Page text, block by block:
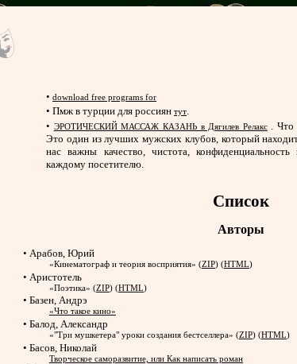
• download free programs for
• Пмж в турции для россиян тут.
• ЭРОТИЧЕСКИЙ МАССАЖ КАЗАНЬ в Дягилев Релакс. Что
Это один из лучших мужских клубов, который
нас важны качество, чистота,
каждому посетителю.
Список
Авторы
• Арабов, Юрий
«Кинематограф и теория восприятия» (ZIP) (HTML)
• Аристотель
«Поэтика» (ZIP) (HTML)
• Базен, Андрэ
«Что такое кино»
• Балод, Александр
«"Три мушкетера" уроки создания бестселлера» (ZIP) (HTML)
• Басов, Николай
Творческое саморазвитие, или Как написать роман